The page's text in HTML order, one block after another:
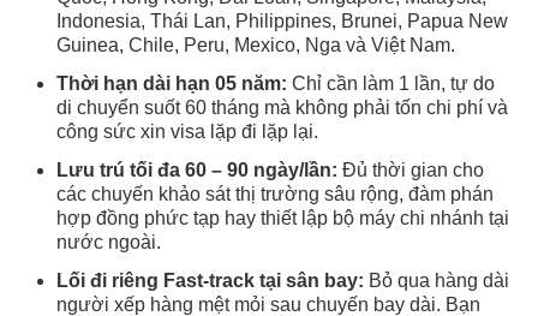
Indonesia, Thái Lan, Philippines, Brunei, Papua New
Guinea, Chile, Peru, Mexico, Nga và Việt Nam.
Thời hạn dài hạn 05 năm: Chỉ cần làm 1 lần, tự do
di chuyển suốt 60 tháng mà không phải tốn chi phí và
công sức xin visa lặp đi lặp lại.
Lưu trú tối đa 60 – 90 ngày/lần: Đủ thời gian cho
các chuyến khảo sát thị trường sâu rộng, đàm phán
hợp đồng phức tạp hay thiết lập bộ máy chi nhánh tại
nước ngoài.
Lối đi riêng Fast-track tại sân bay: Bỏ qua hàng dài
người xếp hàng mệt mỏi sau chuyến bay dài. Bạn